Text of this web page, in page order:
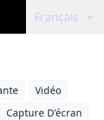
Français
Vidéo
Capture D'écran